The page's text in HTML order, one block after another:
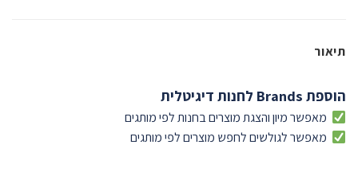
תיאור
הוספת Brands לחנות דיגיטלית
מאפשר מיון והצגת מוצרים בחנות לפי מותגים
מאפשר לגולשים לחפש מוצרים לפי מותגים